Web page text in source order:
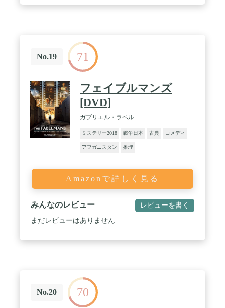
No.19 71
フェイブルマンズ
[DVD]
ガブリエル・ラベル
ミステリー2018 戦争日本 古典 コメディ
アフガニスタン 推理
Amazonで詳しく見る
みんなのレビュー レビューを書く
まだレビューはありません
No.20 70